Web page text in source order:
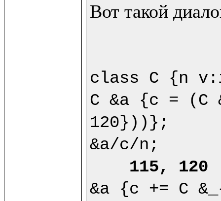
Вот такой
class C {n
C &a {c = (C
120}))};
&a/c/n;
115, 120
&a {c += C